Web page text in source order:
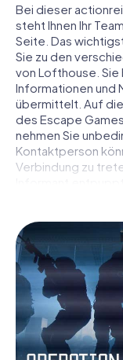
Bei dieser
steht Ihnen Ihr
Seite. Das
Sie zu den
von Lofthouse.
Informationen und
übermittelt. Auf
des Escape
nehmen Sie
Kontaktperson
Verbindung zu
Informant
und vor allem:
Anders als in
Lofthouse sind
aus dem Sie sich
befreien müssen.
ganz Lofthouse zu
technische
Lofthouse: Ein